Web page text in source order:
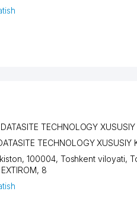
DATASITE TECHNOLOGY
TECHNOLOGY XUSUSIY
100004, Toshkent viloyati,
, 8